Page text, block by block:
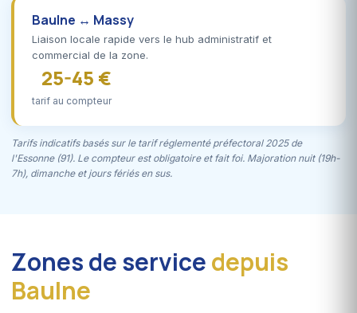
Baulne ↔ Massy
Liaison locale rapide vers le hub administratif et
commercial de la zone.
25-45 €
tarif au compteur
Tarifs indicatifs basés sur le tarif réglementé préfectoral 2025 de
l'Essonne (91). Le compteur est obligatoire et fait foi. Majoration nuit (19h-
7h), dimanche et jours fériés en sus.
Zones de servicedepuis
Baulne